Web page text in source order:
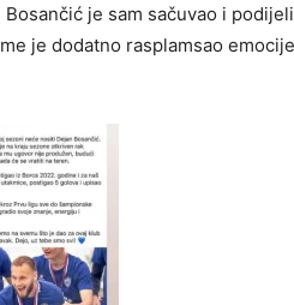
Bosančić je sam sačuvao i
je dodatno rasplamsao